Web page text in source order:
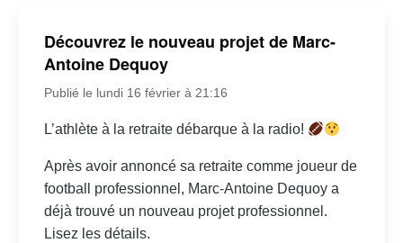
Découvrez le nouveau projet de Marc-
Antoine Dequoy
Publié le lundi 16 février à 21:16
L’athlète à la retraite débarque à la radio!
Après avoir annoncé sa retraite comme joueur de
football professionnel, Marc-Antoine Dequoy a
déjà trouvé un nouveau projet professionnel.
Lisez les détails.